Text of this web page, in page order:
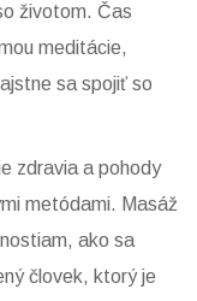
životom. Čas
meditácie,
sa spojiť so
zdravia a pohody
metódami. Masáž
ako sa
človek, ktorý je